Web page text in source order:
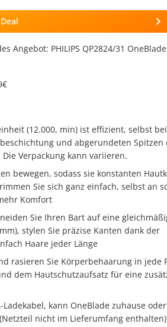
PHILIPS QP2824/31
(12.000, min) ist effizient, selbst
und abgerundeten
Verpackung kann variieren.
bewegen, sodass sie konstanten
Sie sich ganz einfach, selbst an
Komfort
Sie Ihren Bart auf eine
stylen Sie präzise Kanten dank der
Haare jeder Länge
rasieren Sie Körperbehaarung in jede
dem Hautschutzaufsatz für eine
kann OneBlade zuhause
nicht im Lieferumfang enthalten)